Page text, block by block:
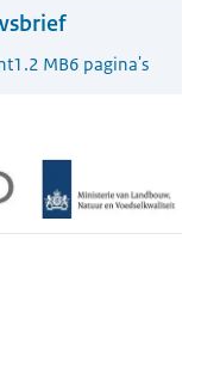
1.2 MB6 pagina's